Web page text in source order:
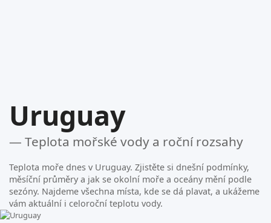
Uruguay
— Teplota mořské vody a roční rozsahy
Teplota moře dnes v Uruguay. Zjistěte si dnešní podmínky,
měsíční průměry a jak se okolní moře a oceány mění podle
sezóny. Najdeme všechna místa, kde se dá plavat, a ukážeme
vám aktuální i celoroční teplotu vody.